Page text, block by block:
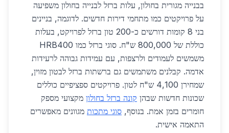
בבנייה מגורית בחולון, עלות ברזל לבנייה בחולון משפיעה
על פרויקטים כמו מתחמי דירות חדשים. לדוגמה, בניינים
בני 8 קומות דורשים כ-200 טון ברזל לפרויקט, בעלות
כוללת של 800,000 ש"ח. סוגי ברזל כמו HRB400
משמשים לעמודים ולרצפות, עם עמידות גבוהה לרעידות
אדמה. קבלנים משתמשים גם ברשתות ברזל לבטון מזוין,
שמחירן 4,100 ש"ח לטון. פרויקטים ספציפיים כוללים
שכונות חדשות שבהן קונה ברזל בחולון מקצועי מספק
חומרים בזמן אמת. בנוסף, סוגי מתכות מגוונים מאפשרים
התאמה אישית.